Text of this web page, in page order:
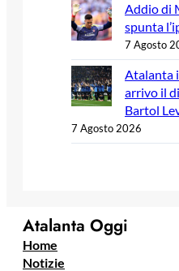
Addio di
spunta
7 Agosto
Atalanta
arrivo il
Bartol
7 Agosto 2026
Atalanta Oggi
Home
Notizie